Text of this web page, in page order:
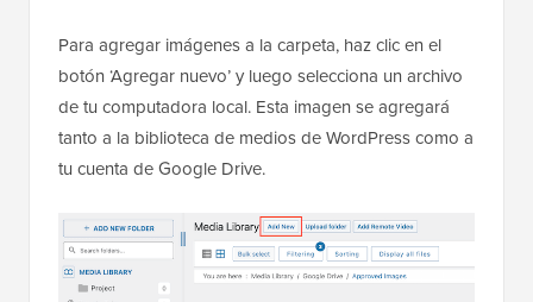
Para agregar imágenes a la carpeta, haz clic en el
botón ‘Agregar nuevo’ y luego selecciona un archivo
de tu computadora local. Esta imagen se agregará
tanto a la biblioteca de medios de WordPress como a
tu cuenta de Google Drive.